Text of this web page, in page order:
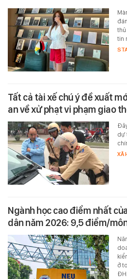
thủ
tin
Tất cả tài xế chú ý đề xuất
an về xử phạt vi phạm giao
dự
XÃ
Ngành học cao điểm nhất
dân năm 2026: 9,5 điểm/
ở